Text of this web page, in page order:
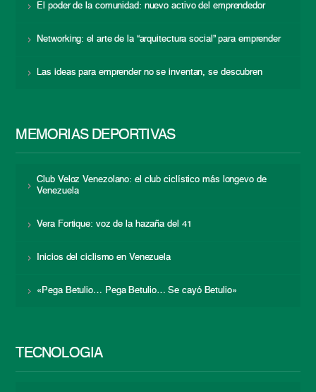
El poder de la comunidad: nuevo activo del emprendedor
Networking: el arte de la “arquitectura social” para emprender
Las ideas para emprender no se inventan, se descubren
MEMORIAS DEPORTIVAS
Club Veloz Venezolano: el club ciclístico más longevo de
Venezuela
Vera Fortique: voz de la hazaña del 41
Inicios del ciclismo en Venezuela
«Pega Betulio… Pega Betulio… Se cayó Betulio»
TECNOLOGÍA